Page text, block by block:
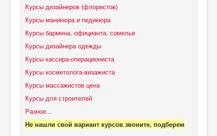
Курсы дизайнеров (флористов)
Курсы маникюра и педикюра
Курсы бармена, официанта, сомелье
Курсы дизайнера одежды
Курсы кассира-операциониста
Курсы косметолога-визажиста
Курсы массажистов цена
Курсы для строителей
Разное...
Не нашли свой вариант курсов звоните, подберем